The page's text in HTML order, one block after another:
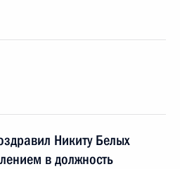
Никиту Белых
в должность